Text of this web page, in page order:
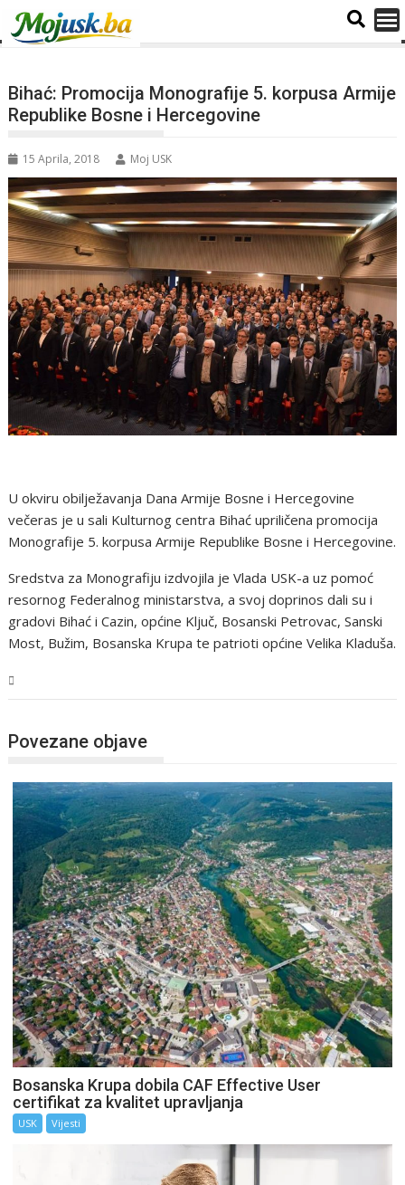
Bihać: Promocija Monografije 5. korpusa Armije
Republike Bosne i Hercegovine
15 Aprila, 2018 Moj USK
U okviru obilježavanja Dana Armije Bosne i Hercegovine
večeras je u sali Kulturnog centra Bihać upriličena promocija
Monografije 5. korpusa Armije Republike Bosne i Hercegovine.
Sredstva za Monografiju izdvojila je Vlada USK-a uz pomoć
resornog Federalnog ministarstva, a svoj doprinos dali su i
gradovi Bihać i Cazin, općine Ključ, Bosanski Petrovac, Sanski
Most, Bužim, Bosanska Krupa te patrioti općine Velika Kladuša.
Povezane objave
Bosanska Krupa dobila CAF Effective User
certifikat za kvalitet upravljanja
USK Vijesti